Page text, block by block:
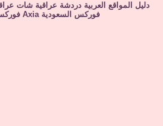
دليل المواقع العربية دردشة عراقية شات
فوركس السعودية Axia